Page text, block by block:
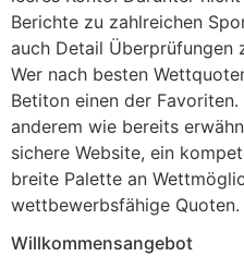
Berichte zu zahlreichen
auch Detail Überprüfungen
Wer nach besten
Betiton einen der
anderem wie bereits
sichere Website, ein
breite Palette an
wettbewerbsfähige Quoten.
Willkommensangebot